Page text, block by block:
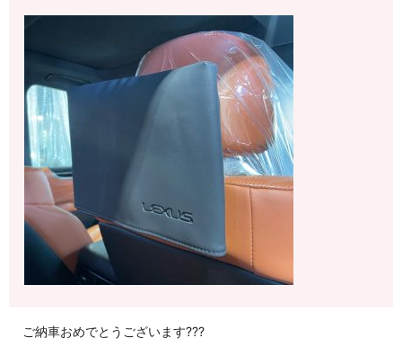
ご納車おめでとうございます???